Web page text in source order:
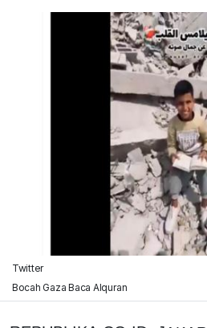
Twitter
Bocah Gaza Baca Alquran